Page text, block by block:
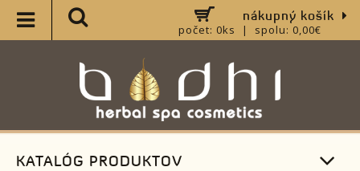
nákupný košík
počet: 0ks | spolu: 0,00€
KATALÓG PRODUKTOV